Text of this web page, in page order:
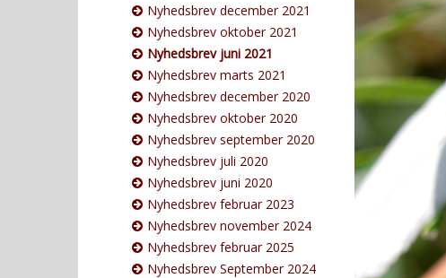
Nyhedsbrev december 2021
Nyhedsbrev oktober 2021
Nyhedsbrev juni 2021
Nyhedsbrev marts 2021
Nyhedsbrev december 2020
Nyhedsbrev oktober 2020
Nyhedsbrev september 2020
Nyhedsbrev juli 2020
Nyhedsbrev juni 2020
Nyhedsbrev februar 2023
Nyhedsbrev november 2024
Nyhedsbrev februar 2025
Nyhedsbrev September 2024